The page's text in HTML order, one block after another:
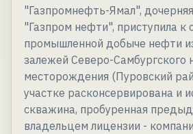
"Газпромнефть-Ямал",
"Газпром нефти", приступила к
промышленной добыче нефти
залежей Северо-Самбургского
месторождения (Пуровский
участке расконсервирована и
скважина, пробуренная
владельцем лицензии -